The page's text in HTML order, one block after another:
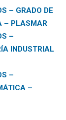
– GRADO DE
– PLASMAR
–
INDUSTRIAL
–
–